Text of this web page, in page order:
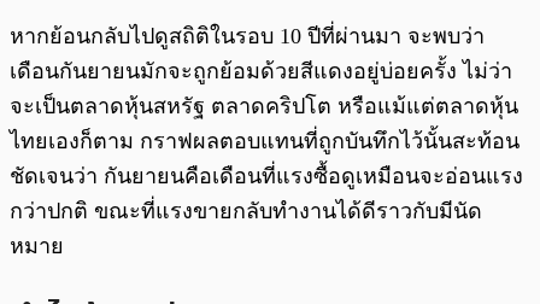
หากย้อนกลับไปดูสถิติในรอบ 10 ปีที่ผ่านมา จะพบว่า
เดือนกันยายนมักจะถูกย้อมด้วยสีแดงอยู่บ่อยครั้ง ไม่ว่า
จะเป็นตลาดหุ้นสหรัฐ ตลาดคริปโต หรือแม้แต่ตลาดหุ้น
ไทยเองก็ตาม กราฟผลตอบแทนที่ถูกบันทึกไว้นั้นสะท้อน
ชัดเจนว่า กันยายนคือเดือนที่แรงซื้อดูเหมือนจะอ่อนแรง
กว่าปกติ ขณะที่แรงขายกลับทำงานได้ดีราวกับมีนัด
หมาย